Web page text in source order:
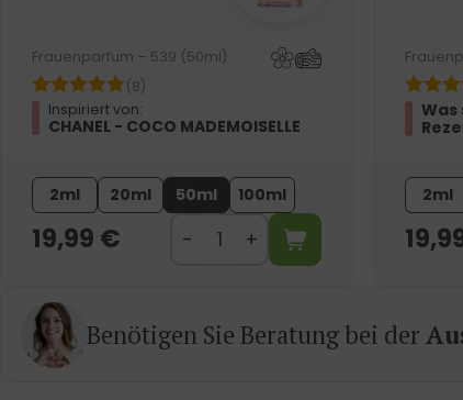
Frauenparfum – 539 (50ml)
(8)
Inspiriert von:
CHANEL - COCO MADEMOISELLE
2ml 20ml 50ml 100ml
19,99 €
Was
2ml
Benötigen Sie Beratung bei der